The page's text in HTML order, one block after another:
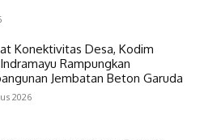
Konektivitas Desa, Kodim
Rampungkan
Jembatan Beton Garuda
2026